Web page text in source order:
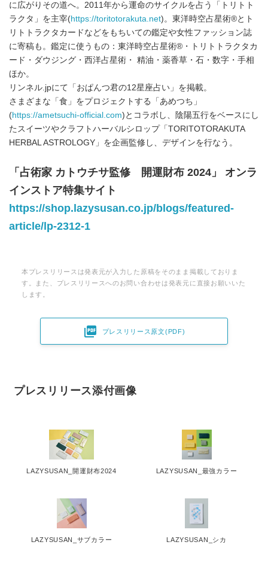
に広がりその道へ。2011年から運命のサイクルを占う「トリトト
ラクタ」を主宰(https://toritotorakuta.net)。東洋時空占星術®︎とト
リトトラクタカードなどをもちいての鑑定や女性ファッション誌
に寄稿も。鑑定に使うもの：東洋時空占星術®・トリトトラクタカ
ード・ダウジング・西洋占星術・ 精油・薬香草・石・数字・手相
ほか。
リンネル.jpにて「おぱんつ君の12星座占い」を掲載。
さまざまな「食」をプロジェクトする「あめつち」
(https://ametsuchi-official.com)とコラボし、陰陽五行をベースにし
たスイーツやクラフトハーバルシロップ「TORITOTORAKUTA
HERBAL ASTROLOGY」を企画監修し、デザインを行なう。
「占術家 カトウチサ監修 開運財布 2024」 オンラ
インストア特集サイト
https://shop.lazysusan.co.jp/blogs/featured-
article/lp-2312-1
本プレスリリースは発表元が入力した原稿をそのまま掲載しておりま
す。また、プレスリリースへのお問い合わせは発表元に直接お願いいた
します。
 プレスリリース原文(PDF)
プレスリリース添付画像
LAZYSUSAN_開運財布2024 LAZYSUSAN_最強カラー
LAZYSUSAN_サブカラー LAZYSUSAN_シカ